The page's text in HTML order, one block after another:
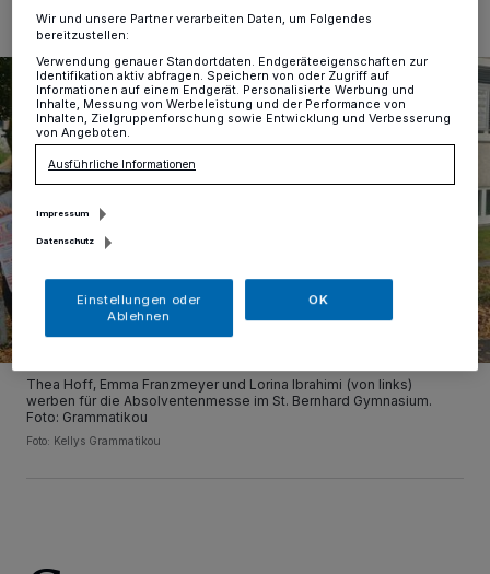
Thea Hoff, Emma Franzmeyer und Lorina Ibrahimi (von links)
werben für die Absolventenmesse im St. Bernhard Gymnasium.
Foto: Grammatikou
Foto: Kellys Grammatikou
Wir und unsere Partner verarbeiten Daten, um Folgendes
bereitzustellen:
Verwendung genauer Standortdaten. Endgeräteeigenschaften zur
Identifikation aktiv abfragen. Speichern von oder Zugriff auf
Informationen auf einem Endgerät. Personalisierte Werbung und
Inhalte, Messung von Werbeleistung und der Performance von
Inhalten, Zielgruppenforschung sowie Entwicklung und Verbesserung
von Angeboten.
Ausführliche Informationen
Impressum
Datenschutz
Einstellungen oder
Ablehnen
OK